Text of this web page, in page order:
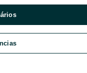
Chat